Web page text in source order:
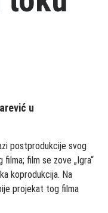
u
postprodukcije svog
film se zove „Igra“
koprodukcija. Na
projekat tog filma